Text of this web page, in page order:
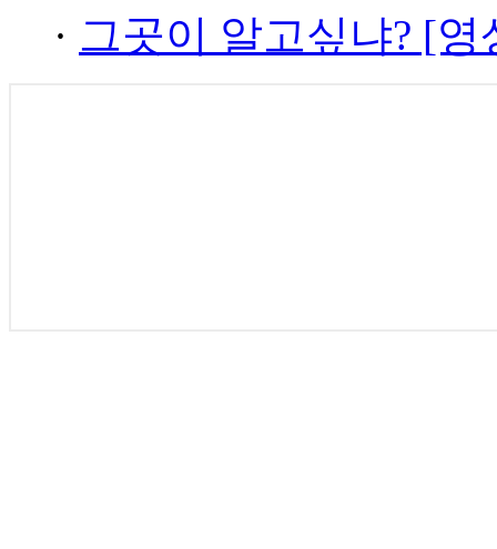
· 그곳이 알고싶냐? [